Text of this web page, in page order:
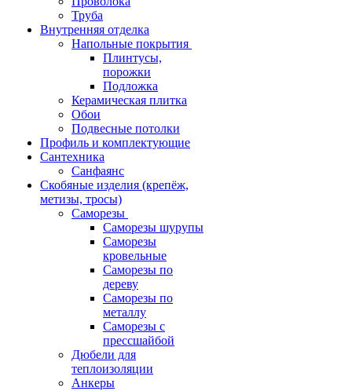
Труба
Внутренняя отделка
Напольные покрытия
Плинтусы,
порожки
Подложка
Керамическая плитка
Обои
Подвесные потолки
Профиль и комплектующие
Сантехника
Санфаянс
Скобяные изделия (крепёж,
метизы, тросы)
Саморезы
Саморезы шурупы
Саморезы
кровельные
Саморезы по
дереву
Саморезы по
металлу
Саморезы с
прессшайбой
Дюбели для
теплоизоляции
Анкеры